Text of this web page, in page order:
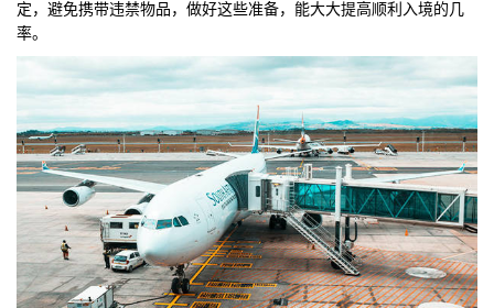
定，避免携带违禁物品，做好这些准备，能大大提高顺利入境的几
率。